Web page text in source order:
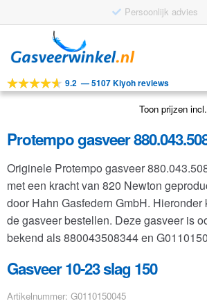
Persoonlijk advies
door
navigatie
naar
inhoud
Tools
Toepassingen
Klantenservice
FAQ
9.2 —5107 Kiyoh reviews
Toon prijzen
Protempo gasveer
Originele Protempo gasveer
met een kracht van 820 Newton
door Hahn Gasfedern GmbH. Hieronder
de gasveer bestellen. Deze gasveer is
bekend als 880043508344 en
Gasveer 10-23 slag 150
Artikelnummer: G0110150045